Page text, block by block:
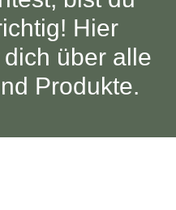
Hier
über alle
Produkte.